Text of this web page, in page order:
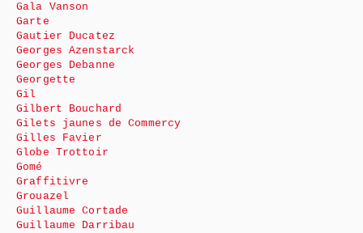
Gala Vanson
Garte
Gautier Ducatez
Georges Azenstarck
Georges Debanne
Georgette
Gil
Gilbert Bouchard
Gilets jaunes de Commercy
Gilles Favier
Globe Trottoir
Gomé
Graffitivre
Grouazel
Guillaume Cortade
Guillaume Darribau